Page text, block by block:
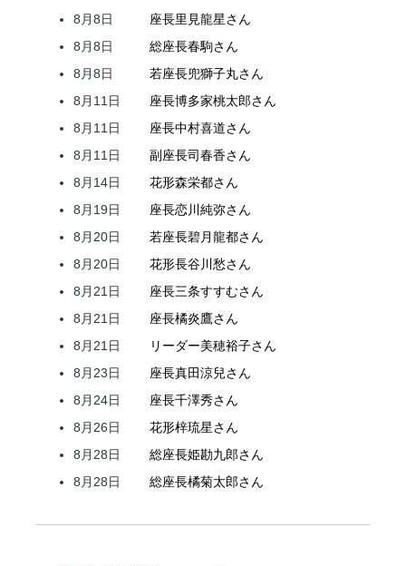
8月8日
座長里見龍星さん
8月8日
総座長春駒さん
8月8日
若座長兜獅子丸さん
8月11日
座長博多家桃太郎さん
8月11日
座長中村喜道さん
8月11日
副座長司春香さん
8月14日
花形森栄都さん
8月19日
座長恋川純弥さん
8月20日
若座長碧月龍都さん
8月20日
花形長谷川愁さん
8月21日
座長三条すすむさん
8月21日
座長橘炎鷹さん
8月21日
リーダー美穂裕子さん
8月23日
座長真田涼兒さん
8月24日
座長千澤秀さん
8月26日
花形梓琉星さん
8月28日
総座長姫勘九郎さん
8月28日
総座長橘菊太郎さん